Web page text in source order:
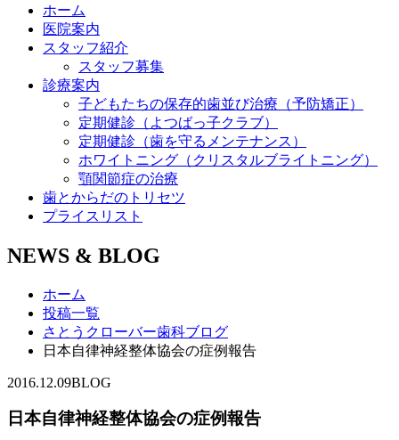
ホーム
医院案内
スタッフ紹介
スタッフ募集
診療案内
子どもたちの保存的歯並び治療（予防矯正）
定期健診（よつばっ子クラブ）
定期健診（歯を守るメンテナンス）
ホワイトニング（クリスタルブライトニング）
顎関節症の治療
歯とからだのトリセツ
プライスリスト
NEWS & BLOG
ホーム
投稿一覧
さとうクローバー歯科ブログ
日本自律神経整体協会の症例報告
2016.12.09BLOG
日本自律神経整体協会の症例報告